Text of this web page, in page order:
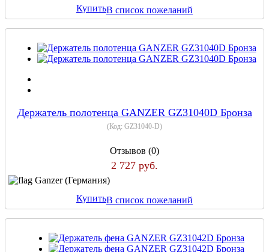
КупитьВ список пожеланий
Держатель полотенца GANZER GZ31040D Бронза
(Код: GZ31040-D)
Отзывов (0)
2 727 руб.
Ganzer (Германия)
КупитьВ список пожеланий